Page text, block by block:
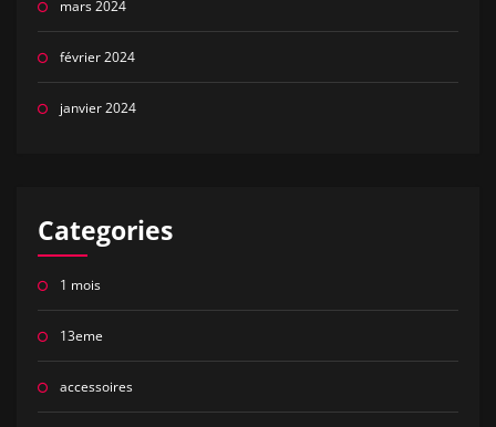
mars 2024
février 2024
janvier 2024
Categories
1 mois
13eme
accessoires